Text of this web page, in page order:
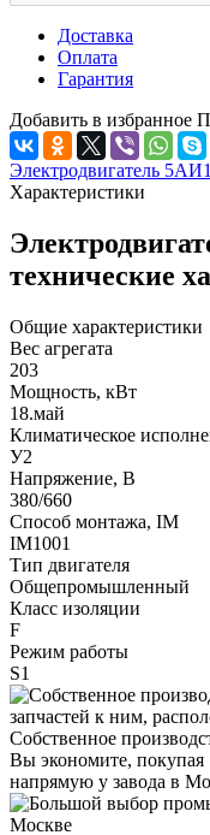
Доставка
Оплата
Гарантия
Добавить в избранное
Электродвигатель
Характеристики
технические
Общие характеристики
Вес агрегата
203
Мощность, кВт
18.май
Климатическое
У2
Напряжение, В
380/660
Способ монтажа, IM
IM1001
Тип двигателя
Общепромышленный
Класс изоляции
F
Режим работы
S1
Собственное
Вы экономите, покупая
напрямую у завода в